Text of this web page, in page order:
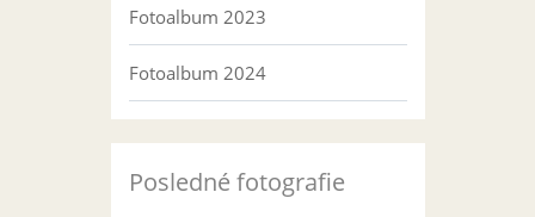
Fotoalbum 2023
Fotoalbum 2024
Posledné fotografie